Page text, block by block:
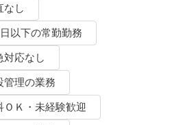
なし
以下の常勤勤務
対応なし
管理の業務
Ｋ・未経験歓迎